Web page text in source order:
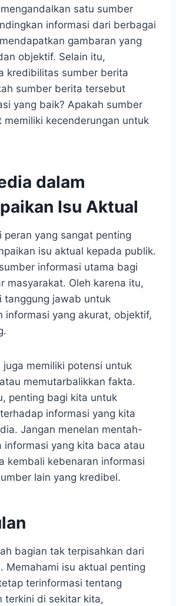
satu sumber
informasi dari berbagai
gambaran yang
objektif. Selain itu,
kredibilitas sumber berita
sumber berita tersebut
yang baik? Apakah sumber
kecenderungan untuk
dalam
Isu Aktual
peran yang sangat penting
isu aktual kepada publik.
informasi utama bagi
masyarakat. Oleh karena itu,
tanggung jawab untuk
informasi yang akurat, objektif,
juga memiliki potensi untuk
memutarbalikkan fakta.
penting bagi kita untuk
informasi yang kita
Jangan menelan mentah-
informasi yang kita baca atau
kembali kebenaran informasi
lain yang kredibel.
bagian tak terpisahkan dari
Memahami isu aktual penting
terinformasi tentang
terkini di sekitar kita,